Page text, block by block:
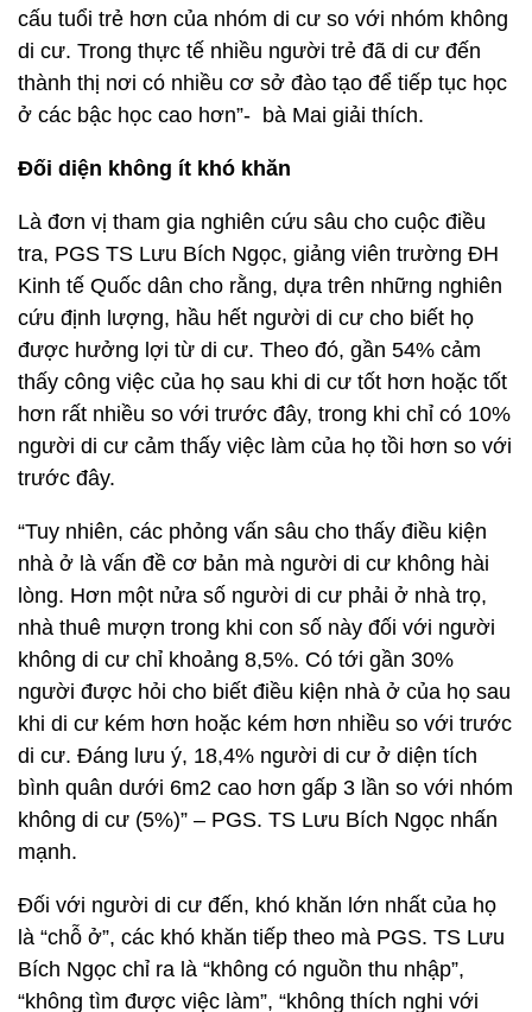
cấu tuổi trẻ hơn của nhóm di cư so với nhóm không
di cư. Trong thực tế nhiều người trẻ đã di cư đến
thành thị nơi có nhiều cơ sở đào tạo để tiếp tục học
ở các bậc học cao hơn”- bà Mai giải thích.
Đối diện không ít khó khăn
Là đơn vị tham gia nghiên cứu sâu cho cuộc điều
tra, PGS TS Lưu Bích Ngọc, giảng viên trường ĐH
Kinh tế Quốc dân cho rằng, dựa trên những nghiên
cứu định lượng, hầu hết người di cư cho biết họ
được hưởng lợi từ di cư. Theo đó, gần 54% cảm
thấy công việc của họ sau khi di cư tốt hơn hoặc tốt
hơn rất nhiều so với trước đây, trong khi chỉ có 10%
người di cư cảm thấy việc làm của họ tồi hơn so với
trước đây.
“Tuy nhiên, các phỏng vấn sâu cho thấy điều kiện
nhà ở là vấn đề cơ bản mà người di cư không hài
lòng. Hơn một nửa số người di cư phải ở nhà trọ,
nhà thuê mượn trong khi con số này đối với người
không di cư chỉ khoảng 8,5%. Có tới gần 30%
người được hỏi cho biết điều kiện nhà ở của họ sau
khi di cư kém hơn hoặc kém hơn nhiều so với trước
di cư. Đáng lưu ý, 18,4% người di cư ở diện tích
bình quân dưới 6m2 cao hơn gấp 3 lần so với nhóm
không di cư (5%)” – PGS. TS Lưu Bích Ngọc nhấn
mạnh.
Đối với người di cư đến, khó khăn lớn nhất của họ
là “chỗ ở”, các khó khăn tiếp theo mà PGS. TS Lưu
Bích Ngọc chỉ ra là “không có nguồn thu nhập”,
“không tìm được việc làm”, “không thích nghi với